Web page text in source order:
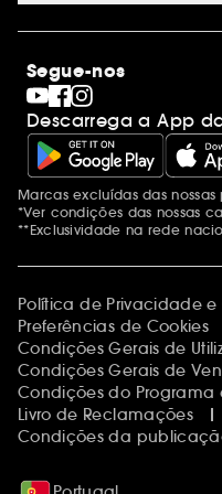
Internacional
Descobrir a Sephora
Código promocional
Saldos
Dia dos Namorados
Dia do Pai
Dia da Mãe
Calendários do Advento
Singles' Day
Black Friday
Cyber Monday
Blue Monday
Segue-nos
Descarrega a App
Menções adicionais
Marcas excluídas das
*Ver condições das nossas
**Exclusividade na rede
Política de Privacidade e
Preferências de Cookies
Condições Gerais de
Condições Gerais de
Condições do Programa
Livro de Reclamações
Condições da